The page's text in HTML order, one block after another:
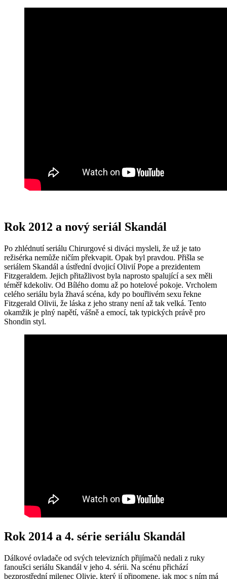
Rok 2012 a nový seriál Skandál
Po zhlédnutí seriálu Chirurgové si diváci mysleli, že už je tato
režisérka nemůže ničím překvapit. Opak byl pravdou. Přišla se
seriálem Skandál a ústřední dvojicí Olivií Pope a prezidentem
Fitzgeraldem. Jejich přitažlivost byla naprosto spalující a sex měli
téměř kdekoliv. Od Bílého domu až po hotelové pokoje. Vrcholem
celého seriálu byla žhavá scéna, kdy po bouřlivém sexu řekne
Fitzgerald Olivii, že láska z jeho strany není až tak velká. Tento
okamžik je plný napětí, vášně a emocí, tak typických právě pro
Shondin styl.
Rok 2014 a 4. série seriálu Skandál
Dálkové ovladače od svých televizních přijímačů nedali z ruky
fanoušci seriálu Skandál v jeho 4. sérii. Na scénu přichází
bezprostřední milenec Olivie, který jí připomene, jak moc s ním má